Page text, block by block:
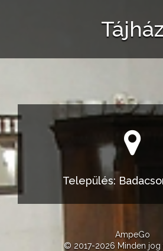
Tájház
Település:
AmpeGo
© 2017-2026 Minden jog